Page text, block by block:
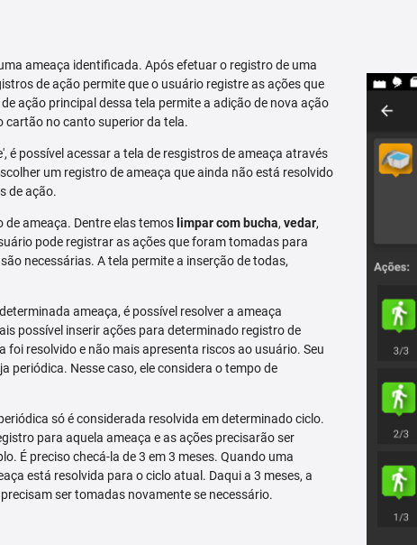
ameaça identificada. Após efetuar o registro de uma
de ação permite que o usuário registre as ações que
ação principal dessa tela permite a adição de nova ação
cartão no canto superior da tela.
é possível acessar a tela de resgistros de ameaça através
um registro de ameaça que ainda não está resolvido
de ação.
ameaça. Dentre elas temos limpar com bucha, vedar,
pode registrar as ações que foram tomadas para
necessárias. A tela permite a inserção de todas,
ameaça, é possível resolver a ameaça
possível inserir ações para determinado registro de
resolvido e não mais apresenta riscos ao usuário. Seu
periódica. Nesse caso, ele considera o tempo de
só é considerada resolvida em determinado ciclo.
para aquela ameaça e as ações precisarão ser
É preciso checá-la de 3 em 3 meses. Quando uma
está resolvida para o ciclo atual. Daqui a 3 meses, a
ser tomadas novamente se necessário.